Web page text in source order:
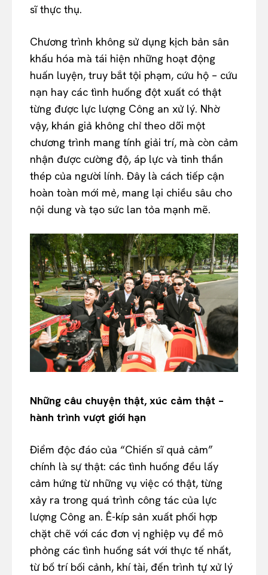
sĩ thực thụ.
Chương trình không sử dụng kịch bản sân
khấu hóa mà tái hiện những hoạt động
huấn luyện, truy bắt tội phạm, cứu hộ – cứu
nạn hay các tình huống đột xuất có thật
từng được lực lượng Công an xử lý. Nhờ
vậy, khán giả không chỉ theo dõi một
chương trình mang tính giải trí, mà còn cảm
nhận được cường độ, áp lực và tinh thần
thép của người lính. Đây là cách tiếp cận
hoàn toàn mới mẻ, mang lại chiều sâu cho
nội dung và tạo sức lan tỏa mạnh mẽ.
Những câu chuyện thật, xúc cảm thật –
hành trình vượt giới hạn
Điểm độc đáo của “Chiến sĩ quả cảm”
chính là sự thật: các tình huống đều lấy
cảm hứng từ những vụ việc có thật, từng
xảy ra trong quá trình công tác của lực
lượng Công an. Ê-kíp sản xuất phối hợp
chặt chẽ với các đơn vị nghiệp vụ để mô
phỏng các tình huống sát với thực tế nhất,
từ bố trí bối cảnh, khí tài, đến trình tự xử lý